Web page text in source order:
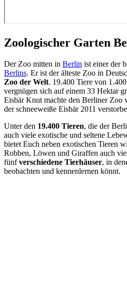
Zoologischer Garten
Der Zoo mitten in Berlin ist einer der
Berlins. Er ist der älteste Zoo in
Zoo der Welt. 19.400 Tiere von
vergnügen sich auf einem 33 Hektar
Eisbär Knut machte den Berliner Zoo
der schneeweiße Eisbär 2011
Unter den 19.400 Tieren, die der
auch viele exotische und seltene
bietet Euch neben exotischen Tieren
Robben, Löwen und Giraffen auch
fünfverschiedene Tierhäuser, in
beobachten und kennenlernen könnt.